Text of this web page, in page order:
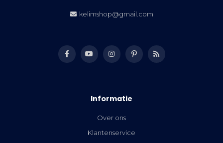
kelimshop@gmail.com
Informatie
Over ons
Klantenservice